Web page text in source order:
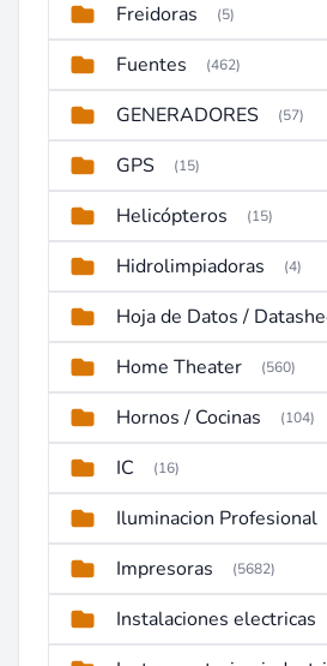
Freidoras (5)
Fuentes (462)
GENERADORES (57)
GPS (15)
Helicópteros (15)
Hidrolimpiadoras (4)
Hoja de Datos /
Home Theater (560)
Hornos / Cocinas (104)
IC (16)
Iluminacion Profesional
Impresoras (5682)
Instalaciones electricas